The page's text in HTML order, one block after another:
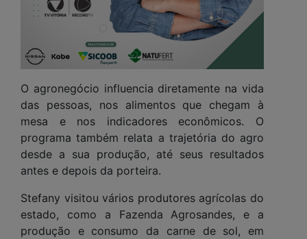
O agronegócio influencia diretamente na vida
das pessoas, nos alimentos que chegam à
mesa e nos indicadores econômicos. O
programa também relata a trajetória do agro
desde a sua produção, até seus resultados
antes e depois da porteira.
Stefany visitou vários produtores agrícolas do
estado, como a Fazenda Agrosandes, e a
produção e consumo da carne de sol, em